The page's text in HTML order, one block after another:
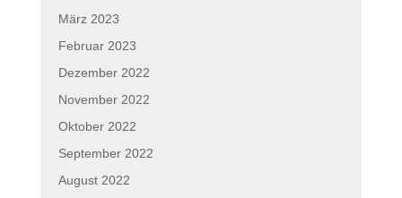
März 2023
Februar 2023
Dezember 2022
November 2022
Oktober 2022
September 2022
August 2022